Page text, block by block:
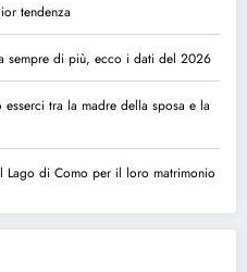
tendenza
sempre di più, ecco i dati del 2026
tra la madre della sposa e la
Lago di Como per il loro matrimonio